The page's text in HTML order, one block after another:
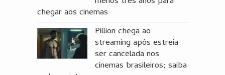
chegar aos cinemas
Pillion chega ao
streaming após estreia
ser cancelada nos
cinemas brasileiros; saiba